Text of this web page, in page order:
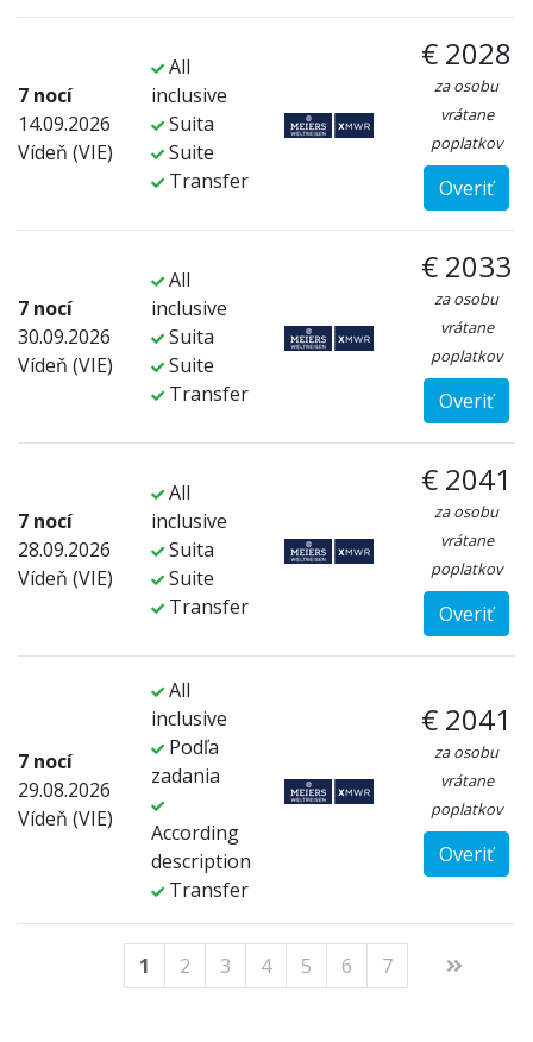
7 nocí
14.09.2026
Vídeň (VIE)
All
inclusive
Suita
Suite
Transfer
€ 2028
za osobu
vrátane
poplatkov
Overiť
7 nocí
30.09.2026
Vídeň (VIE)
All
inclusive
Suita
Suite
Transfer
€ 2033
za osobu
vrátane
poplatkov
Overiť
7 nocí
28.09.2026
Vídeň (VIE)
All
inclusive
Suita
Suite
Transfer
€ 2041
za osobu
vrátane
poplatkov
Overiť
7 nocí
29.08.2026
Vídeň (VIE)
All
inclusive
Podľa
zadania
According
description
Transfer
€ 2041
za osobu
vrátane
poplatkov
Overiť
1 2 3 4 5 6 7